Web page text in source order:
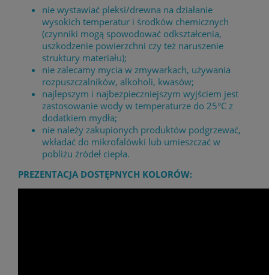
nie wystawiać pleksi/drewna na działanie
wysokich temperatur i środków chemicznych
(czynniki mogą spowodować odkształcenia,
uszkodzenie powierzchni czy też naruszenie
struktury materiału);
nie zalecamy mycia w zmywarkach, używania
rozpuszczalników, alkoholi, kwasów;
najlepszym i najbezpieczniejszym wyjściem jest
zastosowanie wody w temperaturze do 25°C z
dodatkiem mydła;
nie należy zakupionych produktów podgrzewać,
wkładać do mikrofalówki lub umieszczać w
pobliżu źródeł ciepła.
PREZENTACJA DOSTĘPNYCH KOLORÓW: